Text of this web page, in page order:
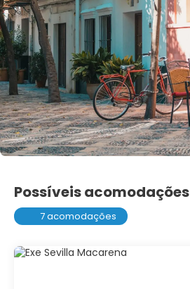
Possíveis acomodações
7 acomodações